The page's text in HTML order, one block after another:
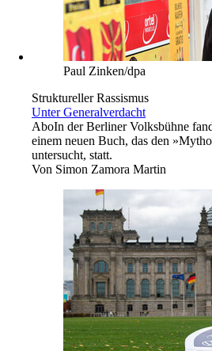
Paul Zinken/dpa
Struktureller Rassismus
Unter Generalverdacht
AboIn der Berliner Volksbühne
einem neuen Buch, das den
untersucht, statt.
Von Simon Zamora Martin